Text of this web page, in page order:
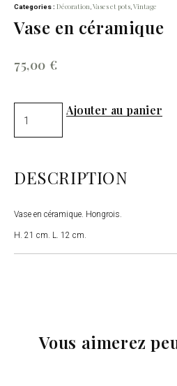
Categories : Décoration Vases et pots Vintage
Vase en céramique
75,00 €
Ajouter au panier
DESCRIPTION
Vase en céramique. Hongrois.
H. 21 cm. L. 12 cm.
Vous aimerez